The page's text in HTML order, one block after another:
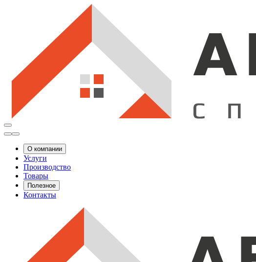
О компании
Услуги
Производство
Товары
Полезное
Контакты